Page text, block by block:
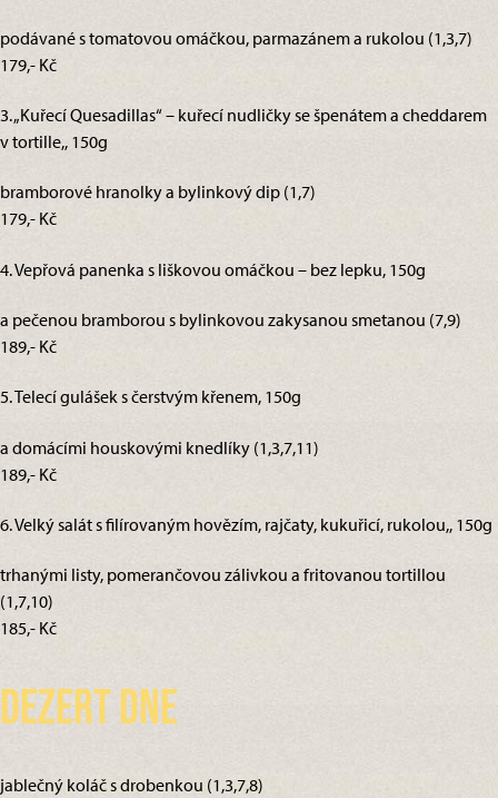
podávané s tomatovou omáčkou, parmazánem a rukolou (1,3,7)
179,- Kč
3. „Kuřecí Quesadillas“ – kuřecí nudličky se špenátem a cheddarem
v tortille,, 150g
bramborové hranolky a bylinkový dip (1,7)
179,- Kč
4. Vepřová panenka s liškovou omáčkou – bez lepku, 150g
a pečenou bramborou s bylinkovou zakysanou smetanou (7,9)
189,- Kč
5. Telecí gulášek s čerstvým křenem, 150g
a domácími houskovými knedlíky (1,3,7,11)
189,- Kč
6. Velký salát s filírovaným hovězím, rajčaty, kukuřicí, rukolou,, 150g
trhanými listy, pomerančovou zálivkou a fritovanou tortillou
(1,7,10)
185,- Kč
Dezert dne
jablečný koláč s drobenkou (1,3,7,8)